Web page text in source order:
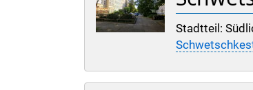
Stadtteil: